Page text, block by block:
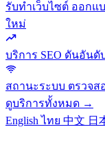
รับทำเว็บไซต์ ออกแ
ใหม่
บริการ SEO ดันอันดับ
สถานะระบบ ตรวจส
ดูบริการทั้งหมด →
Englishไทย 中文 日